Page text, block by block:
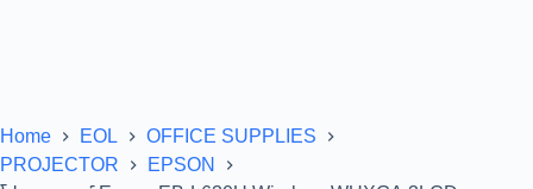
Home EOL
OFFICE SUPPLIES
PROJECTOR
EPSON